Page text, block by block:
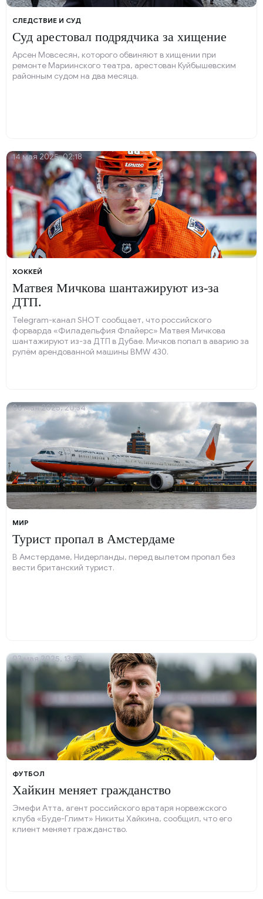
СЛЕДСТВИЕ И СУД
Суд арестовал подрядчика за хищение
Арсен Мовсесян, которого обвиняют в хищении при
ремонте Мариинского театра, арестован Куйбышевским
районным судом на два месяца.
ХОККЕЙ
Матвея Мичкова шантажируют из-за
ДТП.
Telegram-канал SHOT сообщает, что российского
форварда «Филадельфия Флайерс» Матвея Мичкова
шантажируют из-за ДТП в Дубае. Мичков попал в аварию за
рулём арендованной машины BMW 430.
14 мая 2025, 02:18
МИР
Турист пропал в Амстердаме
В Амстердаме, Нидерланды, перед вылетом пропал без
вести британский турист.
06 мая 2025, 20:34
ФУТБОЛ
Хайкин меняет гражданство
Эмефи Атта, агент российского вратаря норвежского
клуба «Буде-Глимт» Никиты Хайкина, сообщил, что его
клиент меняет гражданство.
03 мая 2025, 13:52